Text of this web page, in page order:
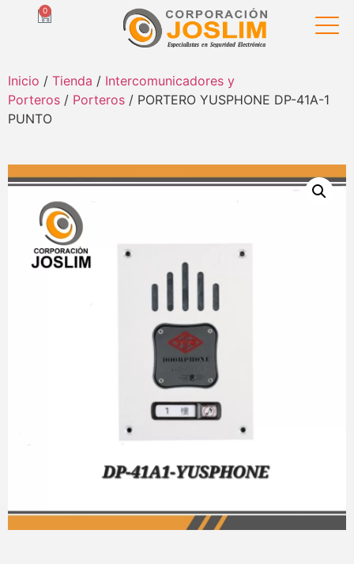
0
Inicio / Tienda / Intercomunicadores y
Porteros / Porteros / PORTERO YUSPHONE DP-41A-1
PUNTO